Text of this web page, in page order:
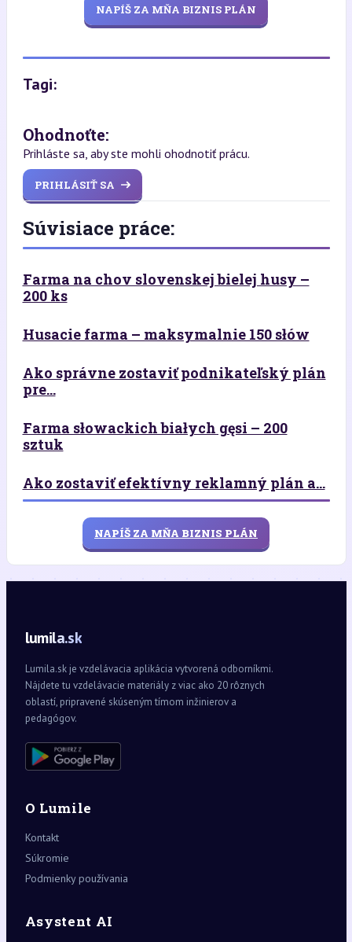
NAPÍŠ ZA MŇA BIZNIS PLÁN
Tagi:
Ohodnoťte:
Prihláste sa, aby ste mohli ohodnotiť prácu.
PRIHLÁSIŤ SA
Súvisiace práce:
Farma na chov slovenskej bielej husy –
200 ks
Husacie farma – maksymalnie 150 słów
Ako správne zostaviť podnikateľský plán
pre...
Farma słowackich białych gęsi – 200
sztuk
Ako zostaviť efektívny reklamný plán a...
NAPÍŠ ZA MŇA BIZNIS PLÁN
lumila.sk
Lumila.sk je vzdelávacia aplikácia vytvorená odborníkmi.
Nájdete tu vzdelávacie materiály z viac ako 20 rôznych
oblastí, pripravené skúseným tímom inžinierov a
pedagógov.
O Lumile
Kontakt
Súkromie
Podmienky používania
Asystent AI